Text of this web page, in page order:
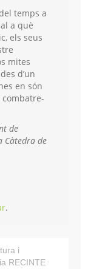
temps a
a què
els seus
mites
d’un
en són
combatre-
de
Càtedra de
.
i
RECINTE